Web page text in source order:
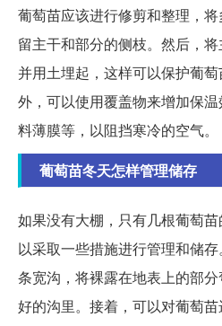
葡萄苗应该进行修剪和整理，
留主干和部分的侧枝。然后，
并用土埋起，这样可以保护葡
外，可以使用覆盖物来增加保
料薄膜等，以阻挡寒冷的空气。
葡萄苗冬天怎样管理储存
如果没有大棚，只有几根葡萄
以采取一些措施进行管理和储
条宽沟，将裸露在地表上的部
好的沟里。接着，可以对葡萄